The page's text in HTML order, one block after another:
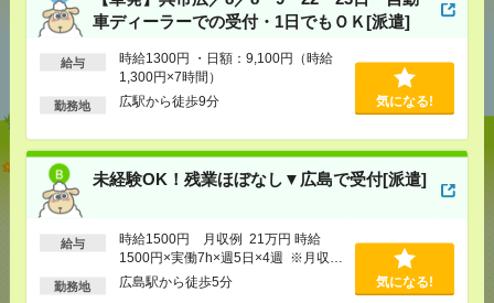
車ディーラーでの受付・1日でもＯＫ[派遣]
給与
時給1300円 ・日額：9,100円（時給
1,300円×7時間）
勤務地 広駅から徒歩9分 気になる!
未経験OK！残業ほぼなし▼広島で受付[派遣]
給与
時給1500円 月収例 21万円 時給
1500円×実働7h×週5日×4週 ※月収例
を保証するものではありません。※給
勤務地 広島駅から徒歩5分 気になる!
おすすめ
【単発】呉市広／8／8・9・22・23日＊自動車ディー
ラーでの受付・1日でもＯＫ[派遣]
円×7時間）
・自転車通勤可 ・車通勤可(駐車場無料)
[勤務地]広駅から徒歩9分
気になる！